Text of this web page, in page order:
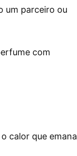
um parceiro ou
com
calor que emana